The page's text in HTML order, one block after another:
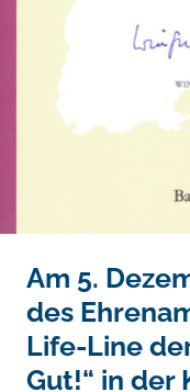
Wir suchen
Am 5.
des
Life-Line
Gut!“ in der